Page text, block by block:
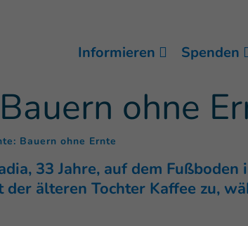
Informieren Spenden
ohne
Bauern ohne Ernte
33 Jahre, auf dem Fußboden
älteren Tochter Kaffee zu,